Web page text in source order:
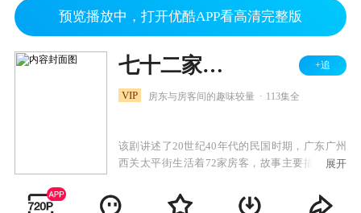
预览播放中，打开优酷APP看高清完整版
七十二家房客 第三部 +追
VIP 房东与房客间的趣味较量 113集全
该剧讲述了20世纪40年代的民国时期，广东广州
西关太平街生活着72家房客，故事主要描述房东
展开